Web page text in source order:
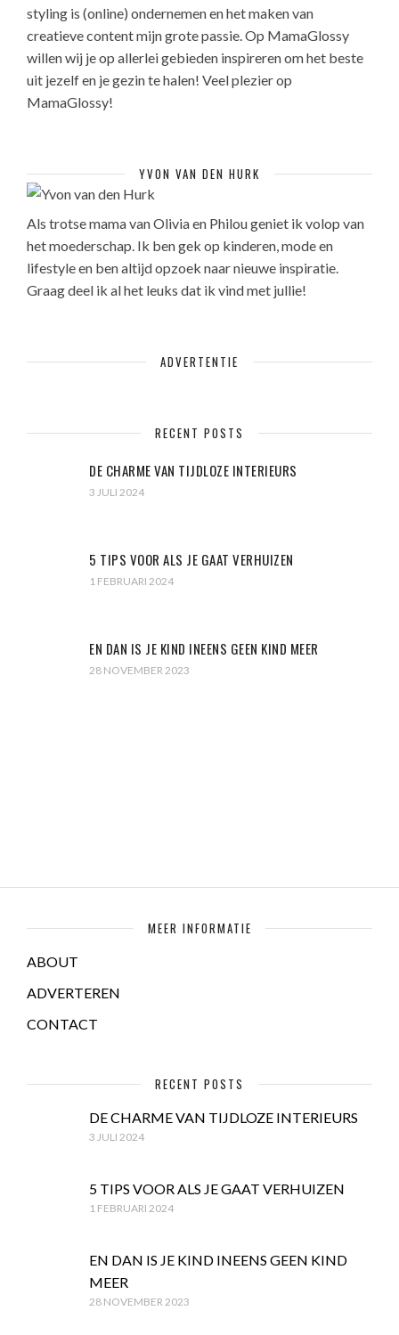
styling is (online) ondernemen en het maken van
creatieve content mijn grote passie. Op MamaGlossy
willen wij je op allerlei gebieden inspireren om het beste
uit jezelf en je gezin te halen! Veel plezier op
MamaGlossy!
YVON VAN DEN HURK
Als trotse mama van Olivia en Philou geniet ik volop van
het moederschap. Ik ben gek op kinderen, mode en
lifestyle en ben altijd opzoek naar nieuwe inspiratie.
Graag deel ik al het leuks dat ik vind met jullie!
ADVERTENTIE
RECENT POSTS
DE CHARME VAN TIJDLOZE INTERIEURS
3 JULI 2024
5 TIPS VOOR ALS JE GAAT VERHUIZEN
1 FEBRUARI 2024
EN DAN IS JE KIND INEENS GEEN KIND MEER
28 NOVEMBER 2023
MEER INFORMATIE
ABOUT
ADVERTEREN
CONTACT
RECENT POSTS
DE CHARME VAN TIJDLOZE INTERIEURS
3 JULI 2024
5 TIPS VOOR ALS JE GAAT VERHUIZEN
1 FEBRUARI 2024
EN DAN IS JE KIND INEENS GEEN KIND
MEER
28 NOVEMBER 2023